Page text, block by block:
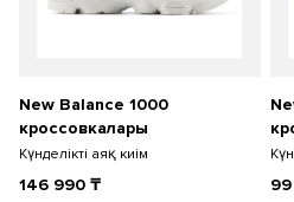
New Balance 1000
кроссовкалары
Күнделікті аяқ киім
146 990 ₸